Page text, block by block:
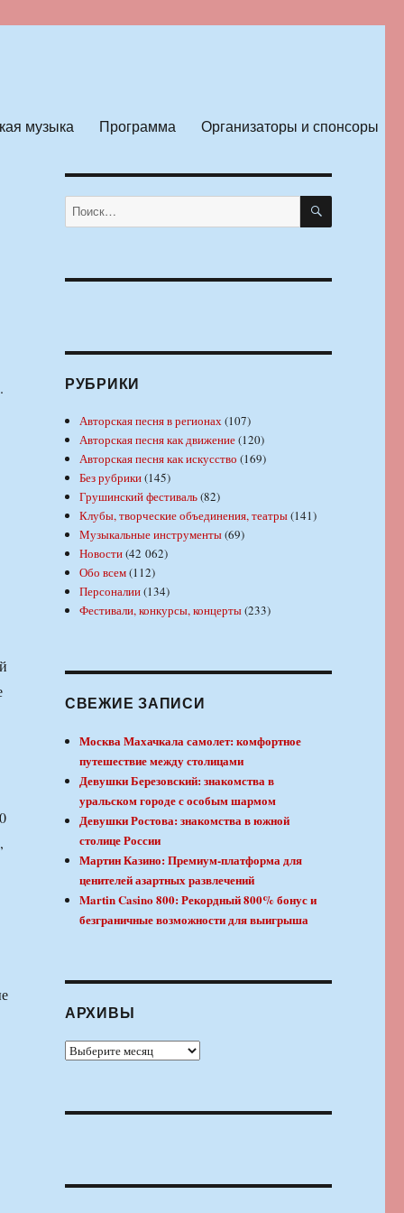
музыка Программа Организаторы и спонсоры
Искать: ПОИСК
РУБРИКИ
Авторская песня в регионах(107)
Авторская песня как движение(120)
Авторская песня как искусство (169)
Без рубрики(145)
Грушинский фестиваль(82)
Клубы, творческие объединения, театры(141)
Музыкальные инструменты(69)
Новости(42 062)
Обо всем(112)
Персоналии(134)
Фестивали, конкурсы, концерты(233)
СВЕЖИЕ ЗАПИСИ
Москва Махачкала самолет: комфортное
путешествие между столицами
Девушки Березовский: знакомства в
уральском городе с особым шармом
Девушки Ростова: знакомства в южной
столице России
Мартин Казино: Премиум-платформа для
ценителей азартных развлечений
Martin Casino 800: Рекордный 800% бонус и
безграничные возможности для выигрыша
АРХИВЫ
Архивы